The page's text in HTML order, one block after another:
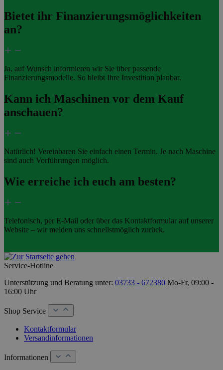
Bietet ihr Finanzierungsmöglichkeiten
an?
Ja, auf Wunsch informieren wir Sie über passende
Finanzierungsmodelle. So bleibt Ihre Investition planbar.
Kann ich Maschinen vor dem Kauf
anschauen?
Natürlich! Vereinbaren Sie einfach einen Termin. Je nach Maschine
sind auch Vorführungen möglich.
Wie erreiche ich euch am besten?
Telefonisch, per E-Mail oder über das Kontaktformular auf unserer
Website – wir melden uns schnellstmöglich zurück.
Service-Hotline
Unterstützung und Beratung unter: 03733 - 672380 Mo-Fr, 09:00 -
16:00 Uhr
Shop Service
Kontaktformular
Versandinformationen
Informationen